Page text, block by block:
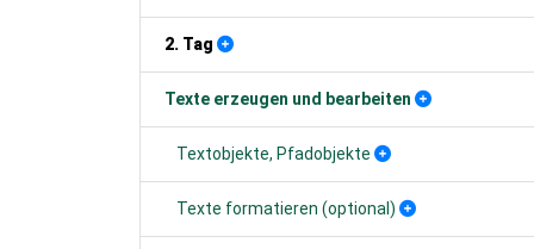
2. Tag
Texte erzeugen und bearbeiten
Textobjekte, Pfadobjekte
Texte formatieren (optional)